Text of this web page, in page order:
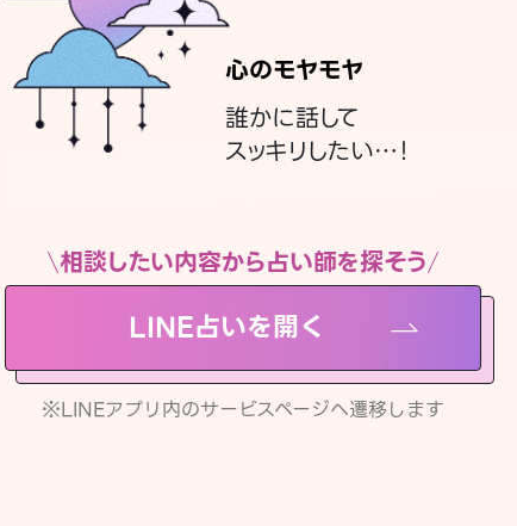
心のモヤモヤ
誰かに話して
スッキリしたい…！
相談したい内容から占い師を探そう
LINE占いを開く
※LINEアプリ内のサービスページへ遷移します